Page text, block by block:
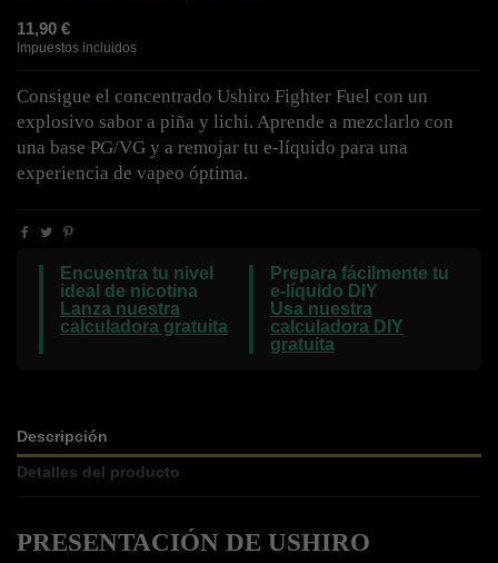
11,90 €
Impuestos incluidos
Consigue el concentrado Ushiro Fighter Fuel con un
explosivo sabor a piña y lichi. Aprende a mezclarlo con
una base PG/VG y a remojar tu e-líquido para una
experiencia de vapeo óptima.
Encuentra tu nivel
ideal de nicotina
Lanza nuestra
calculadora gratuita
Prepara fácilmente tu
e-líquido DIY
Usa nuestra
calculadora DIY
gratuita
Descripción
Detalles del producto
PRESENTACIÓN DE USHIRO